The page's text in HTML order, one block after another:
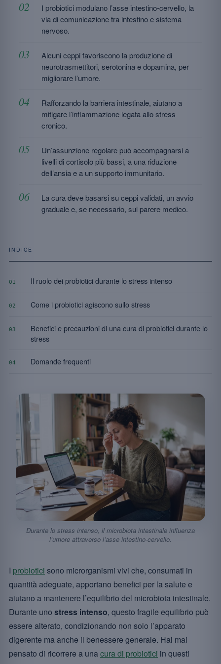
I probiotici modulano l’asse intestino-cervello, la
via di comunicazione tra intestino e sistema
nervoso.
Alcuni ceppi favoriscono la produzione di
neurotrasmettitori, serotonina e dopamina, per
migliorare l’umore.
Rafforzando la barriera intestinale, aiutano a
mitigare l’infiammazione legata allo stress
cronico.
Un’assunzione regolare può accompagnarsi a
livelli di cortisolo più bassi, a una riduzione
dell’ansia e a un supporto immunitario.
La cura deve basarsi su ceppi validati, un avvio
graduale e, se necessario, sul parere medico.
INDICE
01 Il ruolo dei probiotici durante lo stress intenso
02 Come i probiotici agiscono sullo stress
03
Benefici e precauzioni di una cura di probiotici durante lo
stress
04 Domande frequenti
Durante lo stress intenso, il microbiota intestinale influenza
l’umore attraverso l’asse intestino-cervello.
I probiotici sono microrganismi vivi che, consumati in
quantità adeguate, apportano benefici per la salute e
aiutano a mantenere l’equilibrio del microbiota intestinale.
Durante uno stress intenso, questo fragile equilibrio può
essere alterato, condizionando non solo l’apparato
digerente ma anche il benessere generale. Hai mai
pensato di ricorrere a unacura di probiotici in questi